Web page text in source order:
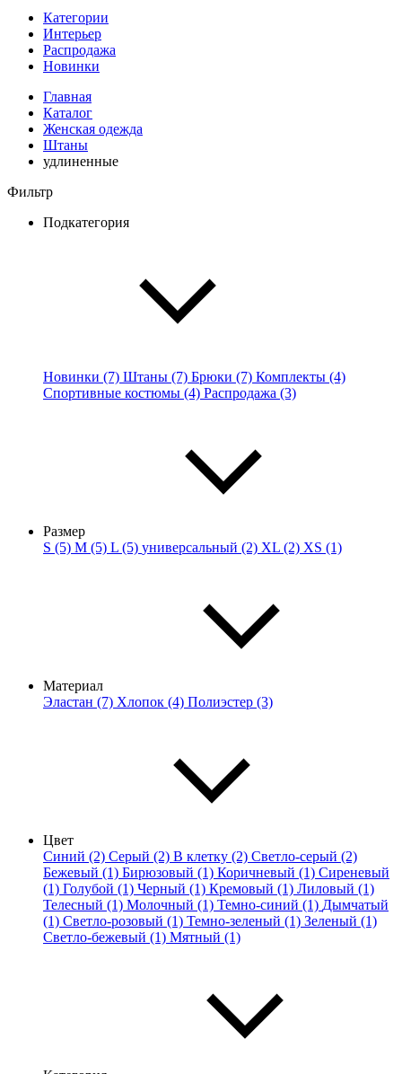
Категории
Интерьер
Распродажа
Новинки
Главная
Каталог
Женская одежда
Штаны
удлиненные
Фильтр
Подкатегория
Новинки (7) Штаны (7) Брюки (7) Комплекты (4)
Спортивные костюмы (4) Распродажа (3)
Размер
S (5) M (5) L (5) универсальный (2) XL (2) XS (1)
Материал
Эластан (7) Хлопок (4) Полиэстер (3)
Цвет
Синий (2) Серый (2) В клетку (2) Светло-серый (2)
Бежевый (1) Бирюзовый (1) Коричневый (1) Сиреневый
(1) Голубой (1) Черный (1) Кремовый (1) Лиловый (1)
Телесный (1) Молочный (1) Темно-синий (1) Дымчатый
(1) Светло-розовый (1) Темно-зеленый (1) Зеленый (1)
Светло-бежевый (1) Мятный (1)